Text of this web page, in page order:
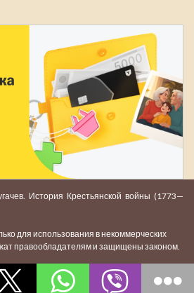
История Крестьянской войны (1773—
для использования в некоммерческих
правообладателям и защищены законом.